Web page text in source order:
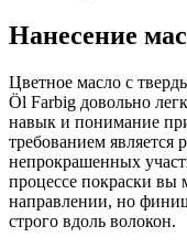
Нанесение
Цветное масло с
Öl Farbig довольно
навык и понимание
требованием является
непрокрашенных
процессе покраски вы
направлении, но
строго вдоль волокон.